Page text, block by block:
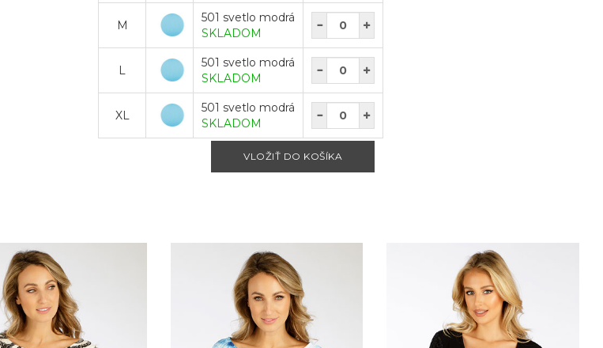
M
501 svetlo modrá
SKLADOM
L
501 svetlo modrá
SKLADOM
XL
501 svetlo modrá
SKLADOM